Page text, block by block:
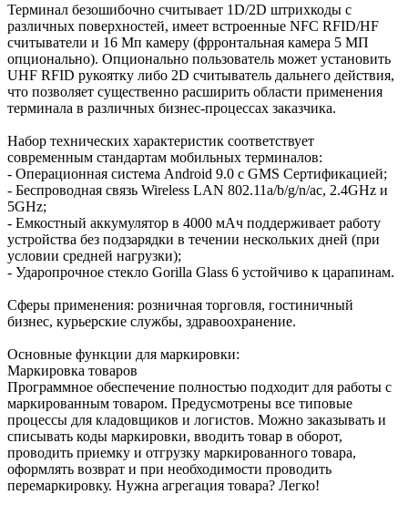
Терминал безошибочно считывает 1D/2D штрихкоды с
различных поверхностей, имеет встроенные NFC RFID/HF
считыватели и 16 Мп камеру (фрронтальная камера 5 МП
опционально). Опционально пользователь может установить
UHF RFID рукоятку либо 2D считыватель дальнего действия,
что позволяет существенно расширить области применения
терминала в различных бизнес-процессах заказчика.
Набор технических характеристик соответствует
современным стандартам мобильных терминалов:
- Операционная система Android 9.0 с GMS Сертификацией;
- Беспроводная связь Wireless LAN 802.11a/b/g/n/ac, 2.4GHz и
5GHz;
- Емкостный аккумулятор в 4000 мАч поддерживает работу
устройства без подзарядки в течении нескольких дней (при
условии средней нагрузки);
- Ударопрочное стекло Gorilla Glass 6 устойчиво к царапинам.
Сферы применения: розничная торговля, гостиничный
бизнес, курьерские службы, здравоохранение.
Основные функции для маркировки:
Маркировка товаров
Программное обеспечение полностью подходит для работы с
маркированным товаром. Предусмотрены все типовые
процессы для кладовщиков и логистов. Можно заказывать и
списывать коды маркировки, вводить товар в оборот,
проводить приемку и отгрузку маркированного товара,
оформлять возврат и при необходимости проводить
перемаркировку. Нужна агрегация товара? Легко!